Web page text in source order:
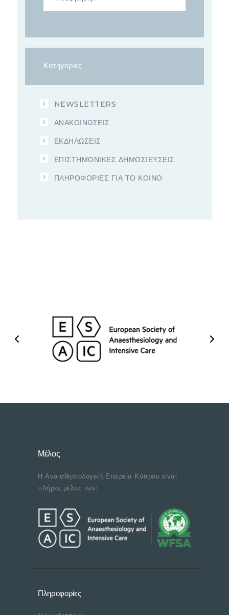
Κατηγορίες
NEWSLETTERS
ΑΝΑΚΟΙΝΩΣΕΙΣ
ΕΚΔΗΛΩΣΕΙΣ
ΕΠΙΣΤΗΜΟΝΙΚΕΣ ΔΗΜΟΣΙΕΥΣΕΙΣ
ΠΛΗΡΟΦΟΡΙΕΣ ΓΙΑ ΤΟ ΚΟΙΝΟ
Μέλος
Η Αναισθησιολογική Εταιρεία Κύπρου είναι
πλήρες μέλος των:
Πληροφορίες